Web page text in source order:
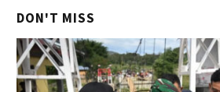
DON'T MISS